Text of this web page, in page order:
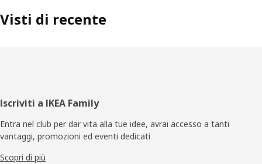
Visti di recente
Piè
di
pagina
Iscriviti a IKEA Family
Entra nel club per dar vita alla tue idee, avrai accesso a tanti
vantaggi, promozioni ed eventi dedicati
Scopri di più